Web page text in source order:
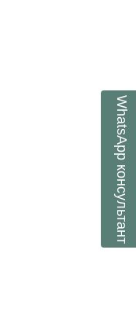
WhatsApp
консультант